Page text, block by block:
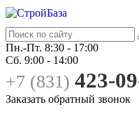
Пн.-Пт. 8:30 - 17:00
Сб. 9:00 - 14:00
+7 (831) 423-
Заказать обратный звонок